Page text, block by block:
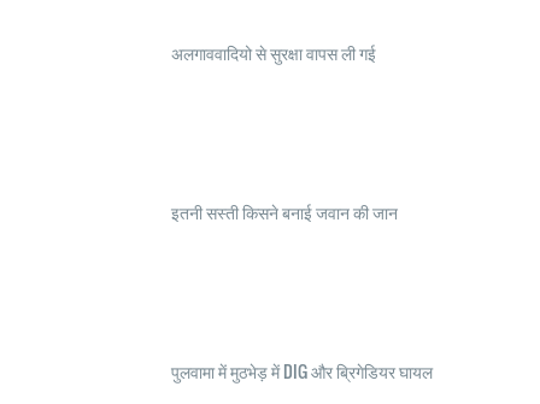
अलगाववादियो से सुरक्षा वापस ली गई
इतनी सस्ती किसने बनाई जवान की जान
पुलवामा में मुठभेड़ में DIG और ब्रिगेडियर घायल